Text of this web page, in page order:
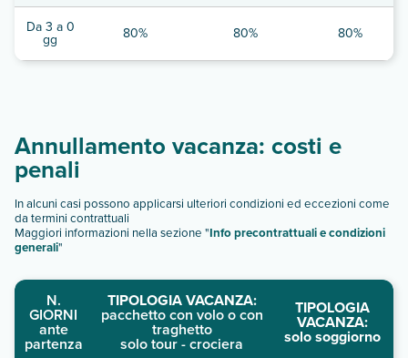
Da 3 a 0
gg 80% 80% 80%
Annullamento vacanza: costi e
penali
In alcuni casi possono applicarsi ulteriori condizioni ed eccezioni come
da termini contrattuali
Maggiori informazioni nella sezione "Info precontrattuali e condizioni
generali"
N.
GIORNI
ante
partenza
TIPOLOGIA VACANZA:
pacchetto con volo o con
traghetto
solo tour - crociera
TIPOLOGIA
VACANZA:
solo soggiorno